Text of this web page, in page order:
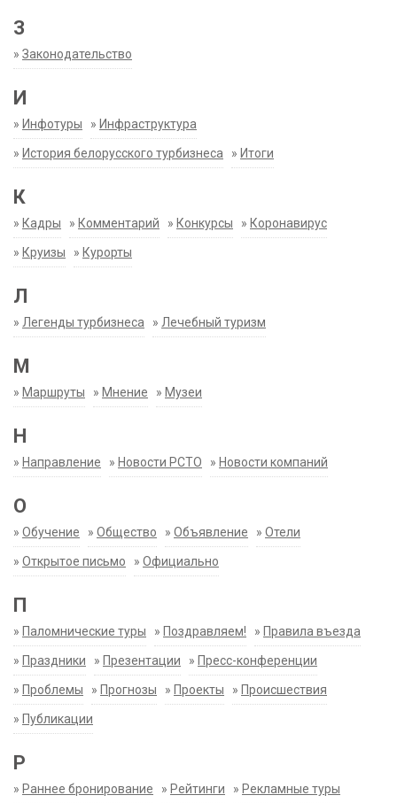
З
» Законодательство
И
» Инфотуры » Инфраструктура
» История белорусского турбизнеса » Итоги
К
» Кадры » Комментарий » Конкурсы » Коронавирус
» Круизы » Курорты
Л
» Легенды турбизнеса » Лечебный туризм
М
» Маршруты » Мнение » Музеи
Н
» Направление » Новости РСТО » Новости компаний
О
» Обучение » Общество » Объявление » Отели
» Открытое письмо » Официально
П
» Паломнические туры » Поздравляем! » Правила въезда
» Праздники » Презентации » Пресс-конференции
» Проблемы » Прогнозы » Проекты » Происшествия
» Публикации
Р
» Раннее бронирование » Рейтинги » Рекламные туры